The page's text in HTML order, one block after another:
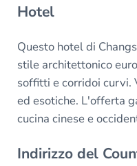
Hotel
Questo hotel di
stile architettonico
soffitti e corridoi curvi.
ed esotiche. L'offerta
cucina cinese e
Indirizzo del